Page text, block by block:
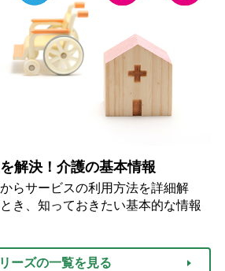
解決！介護の基本情報
らサービスの利用方法を詳細解
き、知っておきたい基本的な情報
ーズの一覧を見る